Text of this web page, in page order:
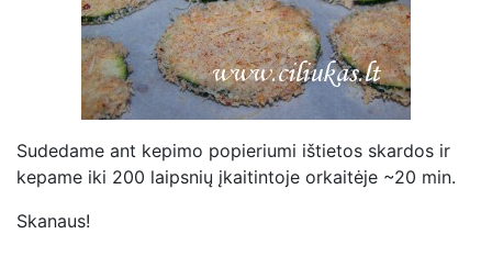
Sudedame ant kepimo popieriumi ištietos skardos ir
kepame iki 200 laipsnių įkaitintoje orkaitėje ~20 min.
Skanaus!